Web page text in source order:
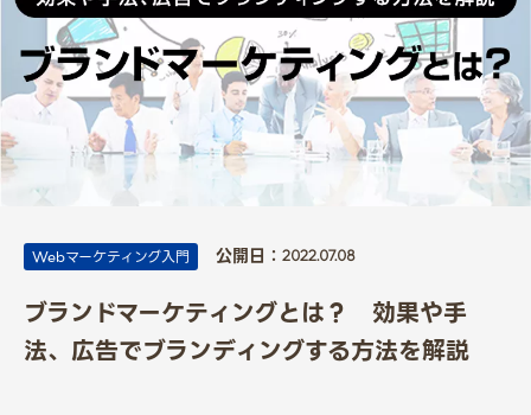
Webマーケティング入門 公開日： 2022.07.08
ブランドマーケティングとは？ 効果や手
法、広告でブランディングする方法を解説